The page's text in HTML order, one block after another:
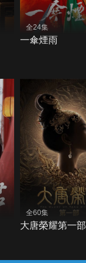
全24集
一傘煙雨
全60集
大唐榮耀第一部